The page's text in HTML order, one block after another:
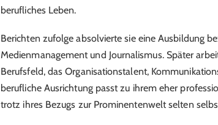
berufliches Leben.
Berichten zufolge absolvierte sie eine Ausbildung
Medienmanagement und Journalismus. Später
Berufsfeld, das Organisationstalent,
berufliche Ausrichtung passt zu ihrem eher
trotz ihres Bezugs zur Prominentenwelt selten